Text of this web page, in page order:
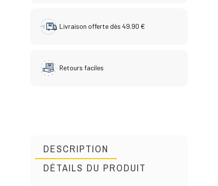
Livraison offerte dès 49.90 €
Retours faciles
DESCRIPTION
DÉTAILS DU PRODUIT